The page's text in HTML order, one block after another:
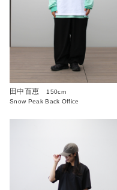
田中百恵
150cm
Snow Peak Back Office